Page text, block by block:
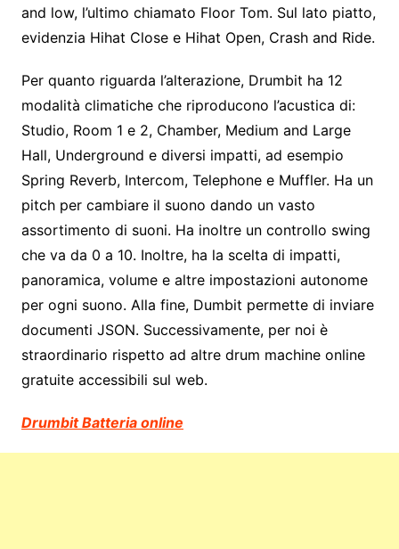
and low, l’ultimo chiamato Floor Tom. Sul lato piatto,
evidenzia Hihat Close e Hihat Open, Crash and Ride.
Per quanto riguarda l’alterazione, Drumbit ha 12
modalità climatiche che riproducono l’acustica di:
Studio, Room 1 e 2, Chamber, Medium and Large
Hall, Underground e diversi impatti, ad esempio
Spring Reverb, Intercom, Telephone e Muffler. Ha un
pitch per cambiare il suono dando un vasto
assortimento di suoni. Ha inoltre un controllo swing
che va da 0 a 10. Inoltre, ha la scelta di impatti,
panoramica, volume e altre impostazioni autonome
per ogni suono. Alla fine, Dumbit permette di inviare
documenti JSON. Successivamente, per noi è
straordinario rispetto ad altre drum machine online
gratuite accessibili sul web.
Drumbit Batteria online